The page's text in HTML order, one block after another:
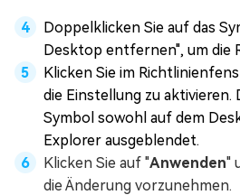
Doppelklicken Sie auf das
Desktop entfernen", um die
Klicken Sie im
die Einstellung zu aktivieren.
Symbol sowohl auf dem
Explorer ausgeblendet.
Klicken Sie auf "Anwenden"
die Änderung vorzunehmen.